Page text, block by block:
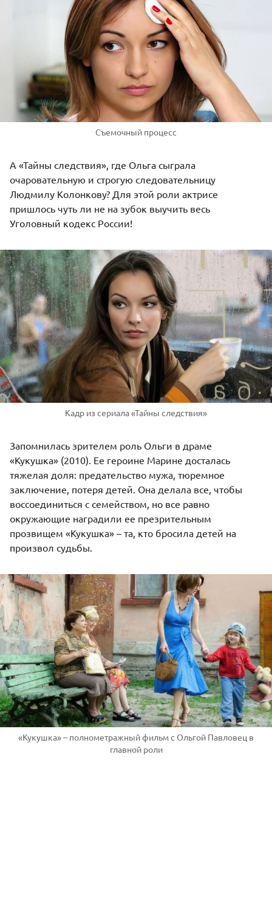
Съемочный процесс
А «Тайны следствия», где Ольга сыграла
очаровательную и строгую следовательницу
Людмилу Колонкову? Для этой роли актрисе
пришлось чуть ли не на зубок выучить весь
Уголовный кодекс России!
Кадр из сериала «Тайны следствия»
Запомнилась зрителем роль Ольги в драме
«Кукушка» (2010). Ее героине Марине досталась
тяжелая доля: предательство мужа, тюремное
заключение, потеря детей. Она делала все, чтобы
воссоединиться с семейством, но все равно
окружающие наградили ее презрительным
прозвищем «Кукушка» – та, кто бросила детей на
произвол судьбы.
«Кукушка» – полнометражный фильм с Ольгой Павловец в
главной роли